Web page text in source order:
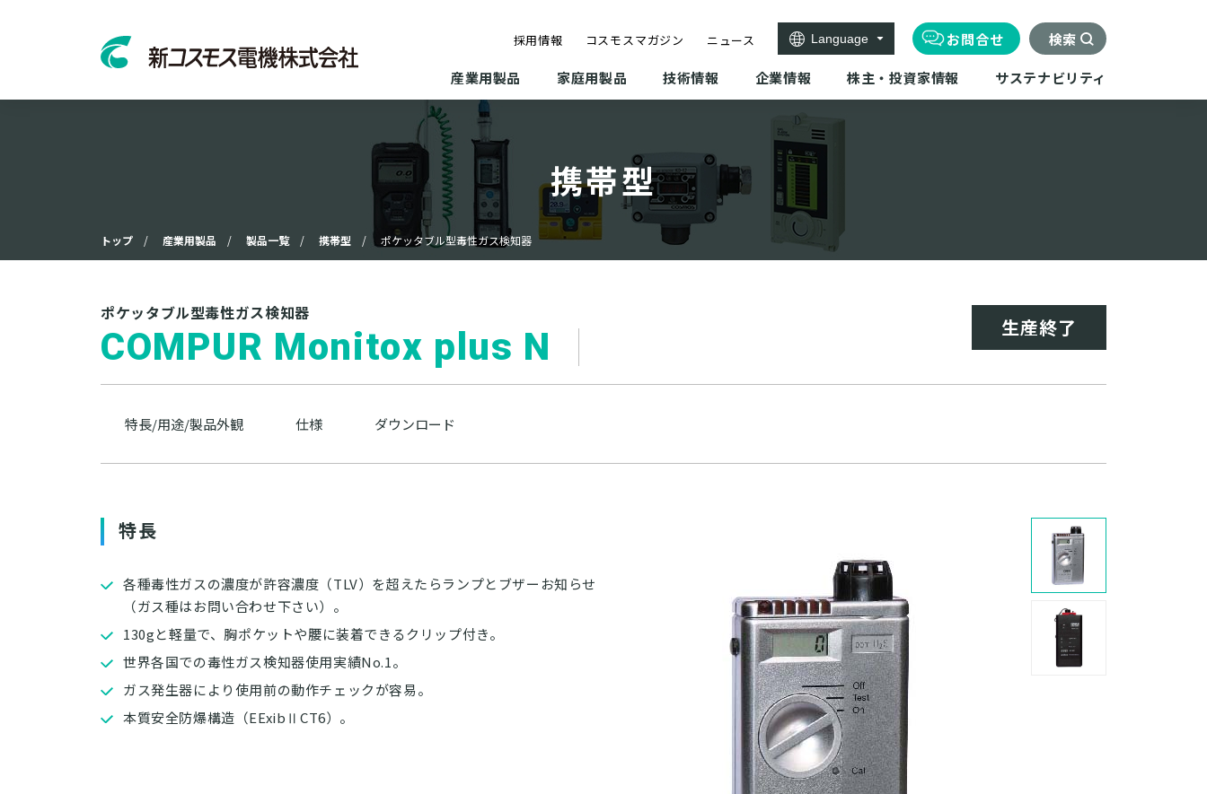
採用情報 コスモスマガジン ニュース Language お問合せ 検索
産業用製品 家庭用製品 技術情報 企業情報 株主・投資家情報 サステナビリティ
携帯型
トップ 産業用製品 製品一覧 携帯型 ポケッタブル型毒性ガス検知器
ポケッタブル型毒性ガス検知器
COMPUR Monitox plus N 生産終了
特長/用途/製品外観 仕様 ダウンロード
特長
各種毒性ガスの濃度が許容濃度（TLV）を超えたらランプとブザーお知らせ
（ガス種はお問い合わせ下さい）。
130gと軽量で、胸ポケットや腰に装着できるクリップ付き。
世界各国での毒性ガス検知器使用実績No.1。
ガス発生器により使用前の動作チェックが容易。
本質安全防爆構造（EExibⅡCT6）。